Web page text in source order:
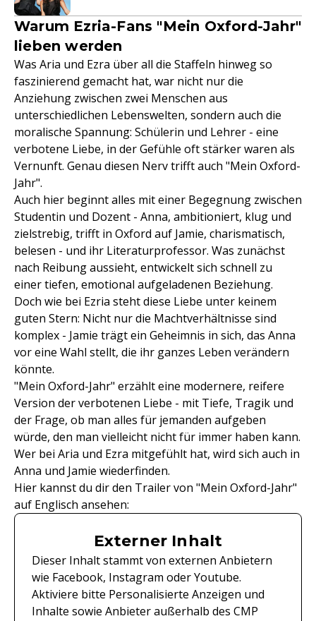
Warum Ezria-Fans "Mein Oxford-Jahr"
lieben werden
Was Aria und Ezra über all die Staffeln hinweg so
faszinierend gemacht hat, war nicht nur die
Anziehung zwischen zwei Menschen aus
unterschiedlichen Lebenswelten, sondern auch die
moralische Spannung: Schülerin und Lehrer - eine
verbotene Liebe, in der Gefühle oft stärker waren als
Vernunft. Genau diesen Nerv trifft auch "Mein Oxford-
Jahr".
Auch hier beginnt alles mit einer Begegnung zwischen
Studentin und Dozent - Anna, ambitioniert, klug und
zielstrebig, trifft in Oxford auf Jamie, charismatisch,
belesen - und ihr Literaturprofessor. Was zunächst
nach Reibung aussieht, entwickelt sich schnell zu
einer tiefen, emotional aufgeladenen Beziehung.
Doch wie bei Ezria steht diese Liebe unter keinem
guten Stern: Nicht nur die Machtverhältnisse sind
komplex - Jamie trägt ein Geheimnis in sich, das Anna
vor eine Wahl stellt, die ihr ganzes Leben verändern
könnte.
"Mein Oxford-Jahr" erzählt eine modernere, reifere
Version der verbotenen Liebe - mit Tiefe, Tragik und
der Frage, ob man alles für jemanden aufgeben
würde, den man vielleicht nicht für immer haben kann.
Wer bei Aria und Ezra mitgefühlt hat, wird sich auch in
Anna und Jamie wiederfinden.
Hier kannst du dir den Trailer von "Mein Oxford-Jahr"
auf Englisch ansehen:
Externer Inhalt
Dieser Inhalt stammt von externen Anbietern
wie Facebook, Instagram oder Youtube.
Aktiviere bitte Personalisierte Anzeigen und
Inhalte sowie Anbieter außerhalb des CMP